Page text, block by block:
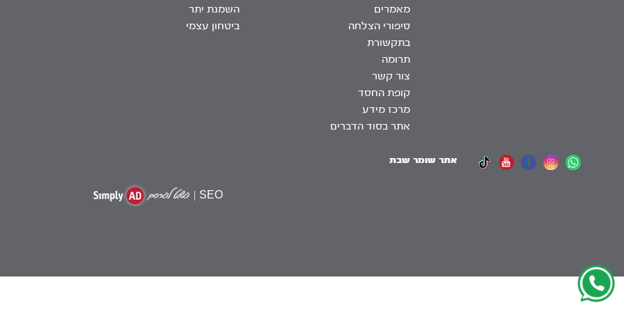
מאמרים
סיפורי הצלחה
בתקשורת
תרומה
צור קשר
קופת החסד
מרכז מידע
אתר בסוד הדברים
השמנת יתר
ביטחון עצמי
אתר שומר שבת
SEO